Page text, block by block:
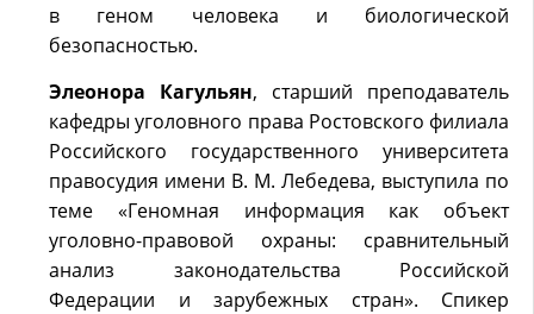
в геном человека и биологической
безопасностью.
Элеонора Кагульян, старший преподаватель
кафедры уголовного права Ростовского филиала
Российского государственного университета
правосудия имени В. М. Лебедева, выступила по
теме «Геномная информация как объект
уголовно-правовой охраны: сравнительный
анализ законодательства Российской
Федерации и зарубежных стран». Спикер